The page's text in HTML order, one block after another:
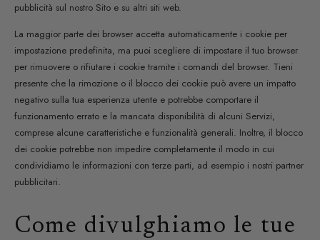
pubblicità sul nostro Sito e su altri siti web.
La maggior parte dei browser accetta automaticamente i cookie per
impostazione predefinita, ma puoi scegliere di impostare il tuo browser
per rimuovere o rifiutare i cookie tramite i comandi del browser. Tieni
presente che la rimozione o il blocco dei cookie può avere un impatto
negativo sulla tua esperienza utente e potrebbe comportare il
funzionamento errato e la mancata disponibilità di alcuni Servizi,
comprese alcune caratteristiche e funzionalità generali. Inoltre, il blocco
dei cookie potrebbe non impedire completamente il modo in cui
condividiamo le informazioni con terze parti, ad esempio i nostri partner
pubblicitari.
Come divulghiamo le tue